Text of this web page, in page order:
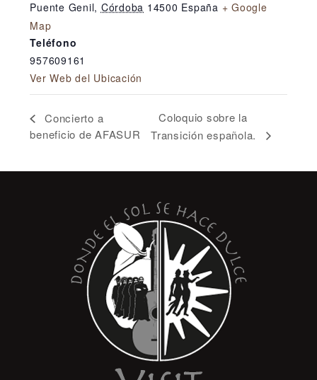
Puente Genil, Córdoba 14500 España + Google
Map
Teléfono
957609161
Ver Web del Ubicación
Concierto a
beneficio de AFASUR
Coloquio sobre la
Transición española.